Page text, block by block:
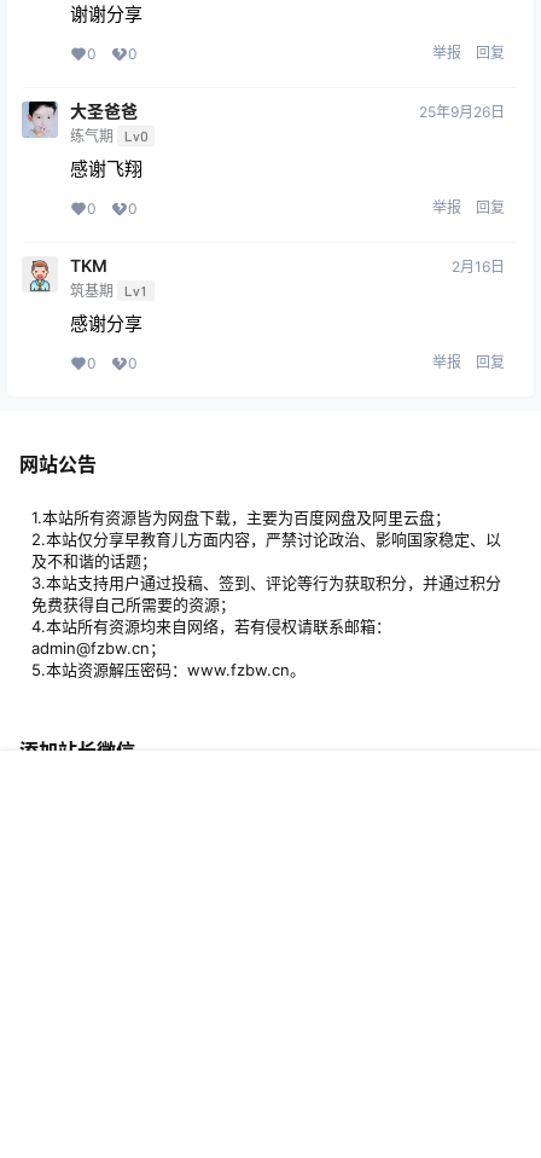
谢谢分享
0 0 举报 回复
大圣爸爸
练气期 Lv0
25年9月26日
感谢飞翔
0 0 举报 回复
TKM
筑基期 Lv1
2月16日
感谢分享
0 0 举报 回复
网站公告
1.本站所有资源皆为网盘下载，主要为百度网盘及阿里云盘；
2.本站仅分享早教育儿方面内容，严禁讨论政治、影响国家稳定、以
及不和谐的话题；
3.本站支持用户通过投稿、签到、评论等行为获取积分，并通过积分
免费获得自己所需要的资源；
4.本站所有资源均来自网络，若有侵权请联系邮箱：
admin@fzbw.cn；
5.本站资源解压密码：www.fzbw.cn。
添加站长微信